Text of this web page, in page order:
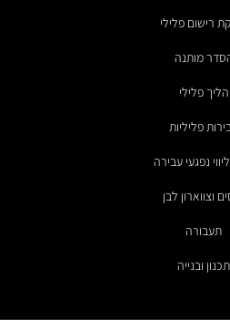
רישום פלילי
מותנה
הליך פלילי
פליליות
נפגעי עבירה
וצווארון לבן
תעבורה
תכנון ובנייה